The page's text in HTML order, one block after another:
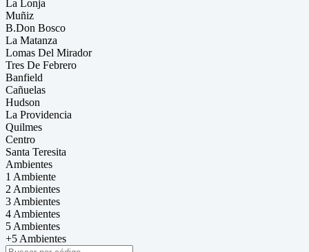
La Lonja
Muñiz
B.Don Bosco
La Matanza
Lomas Del Mirador
Tres De Febrero
Banfield
Cañuelas
Hudson
La Providencia
Quilmes
Centro
Santa Teresita
Ambientes
1 Ambiente
2 Ambientes
3 Ambientes
4 Ambientes
5 Ambientes
+5 Ambientes